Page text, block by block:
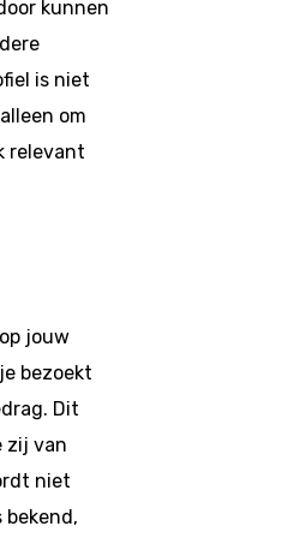
kunnen
is niet
om
relevant
jouw
bezoekt
Dit
zij van
niet
bekend,